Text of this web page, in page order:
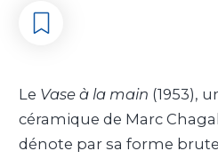
Le Vase à la main (1953),
céramique de Marc
dénote par sa forme